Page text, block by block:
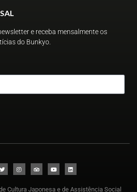
e receba mensalmente os
do Bunkyo.
Cultura Japonesa e de Assistência Social